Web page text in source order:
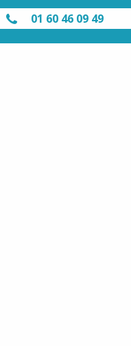
01 60 46 09 49